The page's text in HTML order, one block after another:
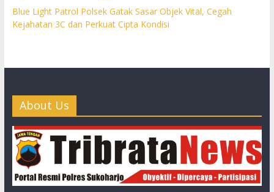
Blue Light Patrol Polsek Gatak Sasar Objek Vital, Cegah
Kejahatan 3C dan Perkuat Cipta Kondisi
About Us